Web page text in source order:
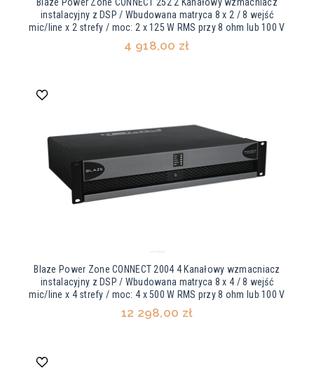
instalacyjny z DSP / Wbudowana matryca 8 x 2 / 8 wejść
mic/line x 2 strefy / moc: 2 x 125 W RMS przy 8 ohm lub 100 V
4 918,00 zł
Blaze Power Zone CONNECT 2004 4 Kanałowy wzmacniacz
instalacyjny z DSP / Wbudowana matryca 8 x 4 / 8 wejść
mic/line x 4 strefy / moc: 4 x 500 W RMS przy 8 ohm lub 100 V
12 298,00 zł